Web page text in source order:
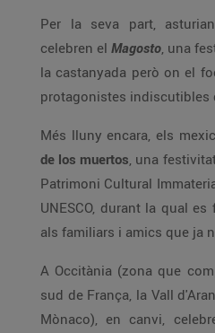
Per la seva part,
celebren el Magosto, una
la castanyada però on el
protagonistes indiscutibles
Més lluny encara, els
de los muertos, una
Patrimoni Cultural
UNESCO, durant la qual es
als familiars i amics que ja
A Occitània (zona que
sud de França, la Vall
Mònaco), en canvi,